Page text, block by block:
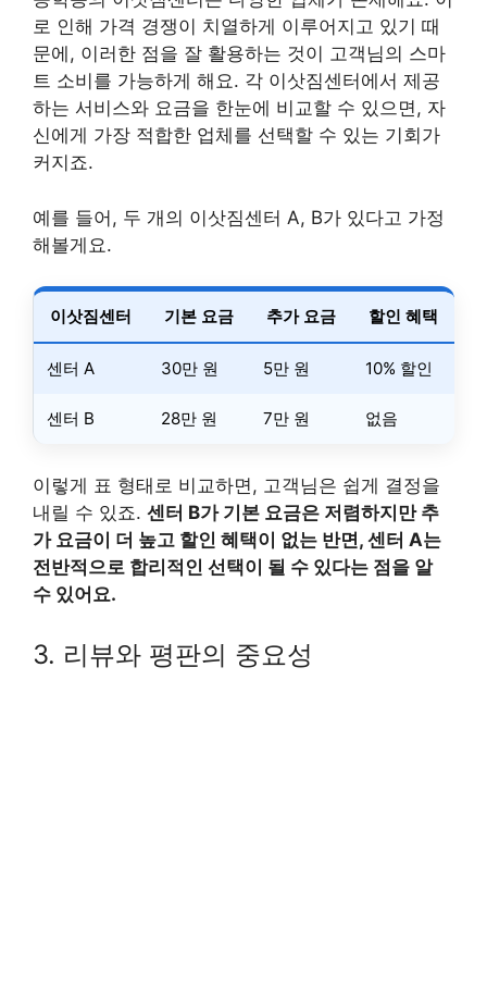
로 인해 가격 경쟁이 치열하게 이루어지고 있기 때
문에, 이러한 점을 잘 활용하는 것이 고객님의 스마
트 소비를 가능하게 해요. 각 이삿짐센터에서 제공
하는 서비스와 요금을 한눈에 비교할 수 있으면, 자
신에게 가장 적합한 업체를 선택할 수 있는 기회가
커지죠.
예를 들어, 두 개의 이삿짐센터 A, B가 있다고 가정
해볼게요.
이삿짐센터 기본 요금 추가 요금 할인 혜택
센터 A 30만 원 5만 원 10% 할인
센터 B 28만 원 7만 원 없음
이렇게 표 형태로 비교하면, 고객님은 쉽게 결정을
내릴 수 있죠. 센터 B가 기본 요금은 저렴하지만 추
가 요금이 더 높고 할인 혜택이 없는 반면, 센터 A는
전반적으로 합리적인 선택이 될 수 있다는 점을 알
수 있어요.
3. 리뷰와 평판의 중요성